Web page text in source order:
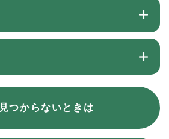
見つからないときは